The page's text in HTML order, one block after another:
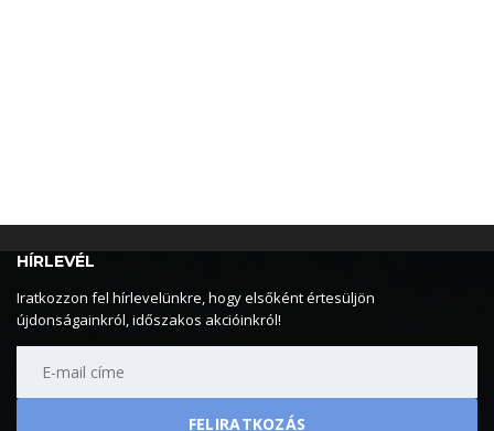
HÍRLEVÉL
Iratkozzon fel hírlevelünkre, hogy elsőként értesüljön
újdonságainkról, időszakos akcióinkról!